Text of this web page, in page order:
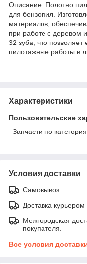
Описание: Полотно
для бензопил.
материалов,
при работе с деревом
32 зуба, что
пилотажные работы в
Характеристики
Пользовательские
Запчасти по
Условия доставки
Самовывоз
Доставка
Межгородская
покупателя.
Все условия доставки